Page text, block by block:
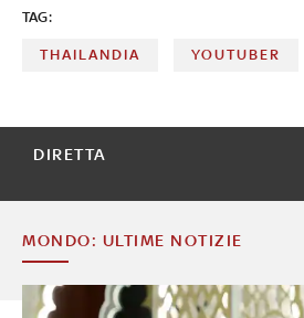
TAG:
THAILANDIA YOUTUBER
DIRETTA
MONDO: ULTIME NOTIZIE